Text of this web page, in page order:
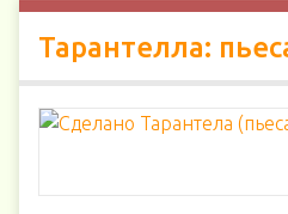
Тарантелла: